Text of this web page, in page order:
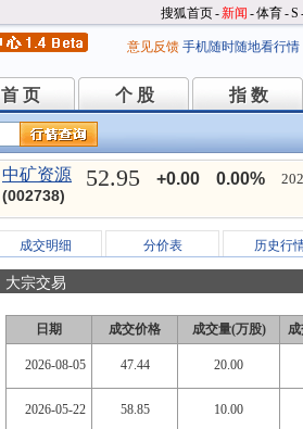
搜狐首页-新闻 -体育-S
意见反馈 手机随时随地看行情
首 页
首 页 个 股
个 股 指 数
指 数
中矿资源
(002738)
52.95 +0.00 0.00%
成交明细 分价表 历史行
大宗交易
日期 成交价格 成交量(万股)
2026-08-05 47.44 20.00
2026-05-22 58.85 10.00